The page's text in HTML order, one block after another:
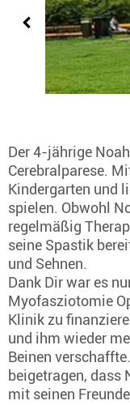
Der 4-jährige
Cerebralparese.
Kindergarten und
spielen. Obwohl
regelmäßig
seine Spastik
und Sehnen.
Dank Dir war es
Myofasziotomie
Klinik zu
und ihm wieder
Beinen
beigetragen, dass
mit seinen